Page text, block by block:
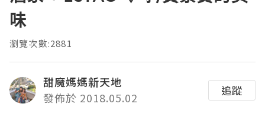
味
瀏覽次數:2881
甜魔媽媽新天地
發佈於 2018.05.02
追蹤